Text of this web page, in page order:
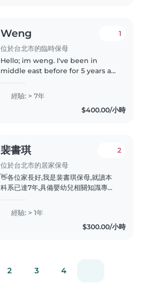
Weng
位於台北市的臨時保母
1
Hello; im weng. I've been in
middle east before for 5 years as
arabia,here in taiwan also a
nanny.im
honest,responsible,trusted,caring
經驗: > 7年
$400.00/小時
裴書琪
位於台北市的居家保母
2
👋各位家長好,我是裴書琪保母,就讀本
科系已達7年,具備嬰幼兒相關知識專業
子,願意以溫柔及耐心引導孩子們漸漸成
長。 我和我母親王希晨是準公共托育
聯合保母。 ❗家中人口單純。無人有
展、訓練大小肌肉、手眼協調、感覺統
經驗: > 1年
$300.00/小時
2 3 4